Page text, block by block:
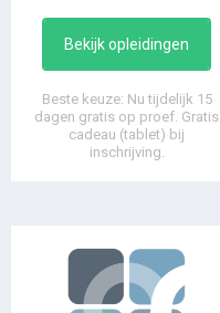
Bekijk opleidingen
Beste keuze: Nu tijdelijk 15
dagen gratis op proef. Gratis
cadeau (tablet) bij
inschrijving.